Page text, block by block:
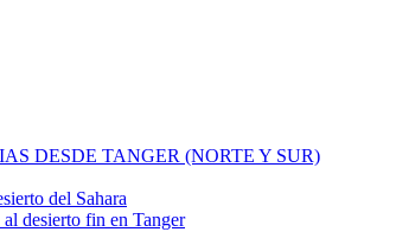
DESDE TANGER (NORTE Y SUR)
del Sahara
desierto fin en Tanger